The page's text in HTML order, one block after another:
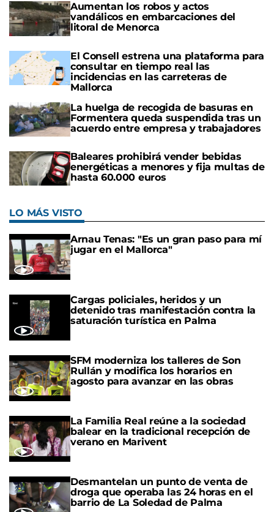
Aumentan los robos y actos
vandálicos en embarcaciones del
litoral de Menorca
El Consell estrena una plataforma para
consultar en tiempo real las
incidencias en las carreteras de
Mallorca
La huelga de recogida de basuras en
Formentera queda suspendida tras un
acuerdo entre empresa y trabajadores
Baleares prohibirá vender bebidas
energéticas a menores y fija multas de
hasta 60.000 euros
LO MÁS VISTO
Arnau Tenas: "Es un gran paso para mí
jugar en el Mallorca"
Cargas policiales, heridos y un
detenido tras manifestación contra la
saturación turística en Palma
SFM moderniza los talleres de Son
Rullán y modifica los horarios en
agosto para avanzar en las obras
La Familia Real reúne a la sociedad
balear en la tradicional recepción de
verano en Marivent
Desmantelan un punto de venta de
droga que operaba las 24 horas en el
barrio de La Soledad de Palma